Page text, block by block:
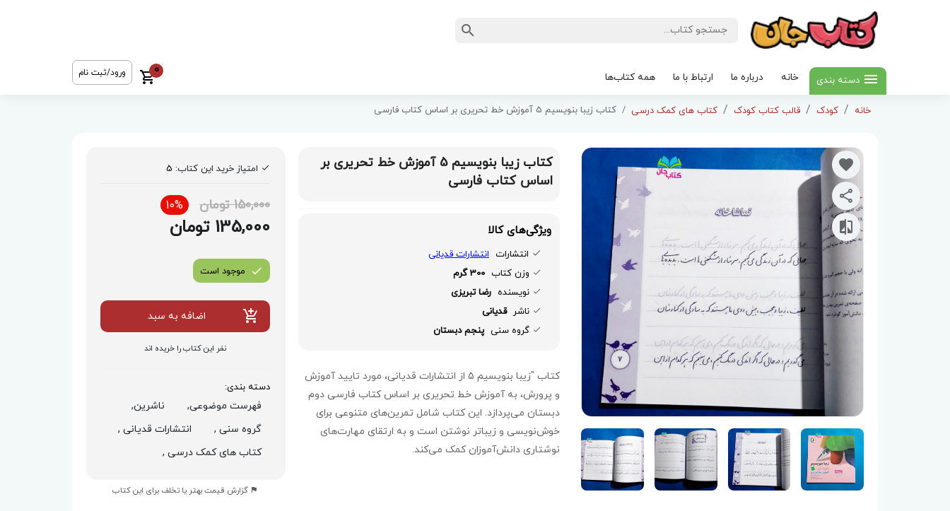
دسته بندی خانه درباره ما ارتباط با ما همه کتاب‌ها
0 ورود/ثبت نام
خانه کودک قالب کتاب کودک کتاب های کمک درسی کتاب زیبا بنویسیم 5 آموزش خط تحریری بر اساس کتاب فارسی
کتاب زیبا بنویسیم 5 آموزش خط تحریری بر
اساس کتاب فارسی
ویژگی‌های کالا
انتشارات انتشارات قدیانی
وزن کتاب 300 گرم
نویسنده رضا تبریزی
ناشر قدیانی
گروه سنی پنجم دبستان
کتاب "زیبا بنویسیم 5 از انتشارات قدیانی، مورد تایید آموزش
و پرورش، به آموزش خط تحریری بر اساس کتاب فارسی دوم
دبستان می‌پردازد. این کتاب شامل تمرین‌های متنوعی برای
خوش‌نویسی و زیباتر نوشتن است و به ارتقای مهارت‌های
نوشتاری دانش‌آموزان کمک می‌کند.
امتیاز خرید این کتاب: 5
150,000 تومان 10%
135,000 تومان
موجود است
اضافه به سبد
نفر این کتاب را خریده اند
دسته بندی:
فهرست موضوعی,
ناشرین,
گروه سنی ,
انتشارات قدیانی ,
کتاب های کمک درسی ,
گزارش قیمت بهتر یا تخلف برای این کتاب